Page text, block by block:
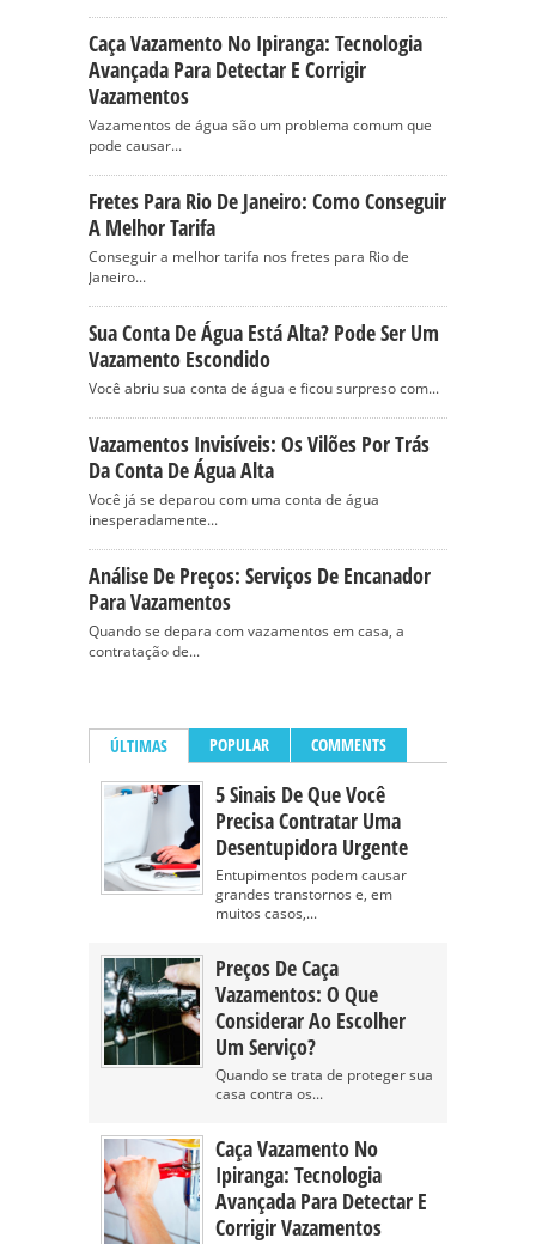
Caça Vazamento No Ipiranga: Tecnologia
Avançada Para Detectar E Corrigir
Vazamentos
Vazamentos de água são um problema comum que
pode causar...
Fretes Para Rio De Janeiro: Como Conseguir
A Melhor Tarifa
Conseguir a melhor tarifa nos fretes para Rio de
Janeiro...
Sua Conta De Água Está Alta? Pode Ser Um
Vazamento Escondido
Você abriu sua conta de água e ficou surpreso com...
Vazamentos Invisíveis: Os Vilões Por Trás
Da Conta De Água Alta
Você já se deparou com uma conta de água
inesperadamente...
Análise De Preços: Serviços De Encanador
Para Vazamentos
Quando se depara com vazamentos em casa, a
contratação de...
ÚLTIMAS POPULAR COMMENTS
5 Sinais De Que Você
Precisa Contratar Uma
Desentupidora Urgente
Entupimentos podem causar
grandes transtornos e, em
muitos casos,...
Preços De Caça
Vazamentos: O Que
Considerar Ao Escolher
Um Serviço?
Quando se trata de proteger sua
casa contra os...
Caça Vazamento No
Ipiranga: Tecnologia
Avançada Para Detectar E
Corrigir Vazamentos